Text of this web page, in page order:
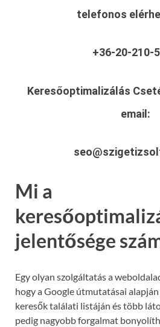
telefonos
+36-20-210-
Keresőoptimalizálás
email:
Mi a
jelentősége
Egy olyan szolgáltatás a
hogy a Google útmutatásai
keresők találati listáján és több
pedig nagyobb forgalmat